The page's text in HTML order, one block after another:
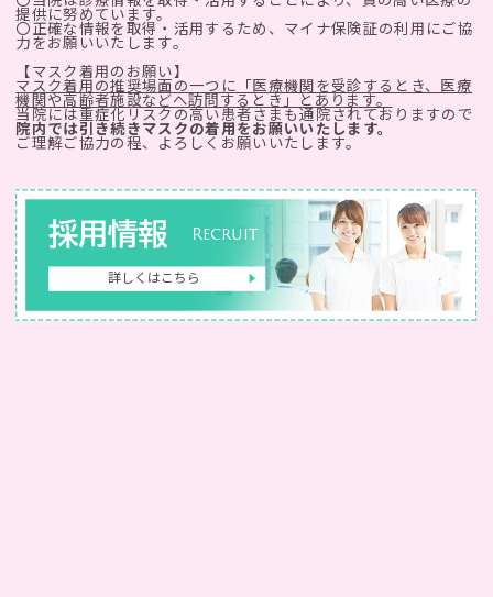
提供に努めています。
〇正確な情報を取得・活用するため、マイナ保険証の利用にご協
力をお願いいたします。
【マスク着用のお願い】
マスク着用の推奨場面の一つに「医療機関を受診するとき、医療
機関や高齢者施設などへ訪問するとき」とあります。
当院には重症化リスクの高い患者さまも通院されておりますので
院内では引き続きマスクの着用をお願いいたします。
ご理解ご協力の程、よろしくお願いいたします。
採用情報 Recruit
詳しくはこちら